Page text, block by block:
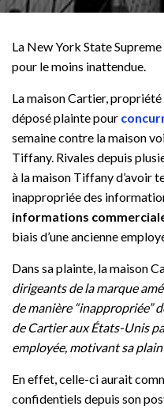
La New York State
pour le moins inattendue.
La maison Cartier,
déposé plainte pour
semaine contre la maison
Tiffany. Rivales depuis
à la maison Tiffany d’avoir
inappropriée des
informations
biais d’une ancienne
Dans sa plainte, la maison
dirigeants de la marque
de manière “inappropriée”
de Cartier aux États-Unis
employée, motivant sa
En effet, celle-ci aurait
confidentiels depuis son